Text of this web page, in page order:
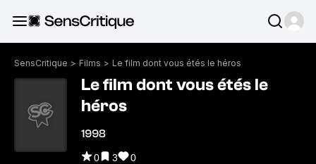
SensCritique > Films > Le film dont vous étés le héros
Le film dont vous étés le
héros
1998
0 3 0